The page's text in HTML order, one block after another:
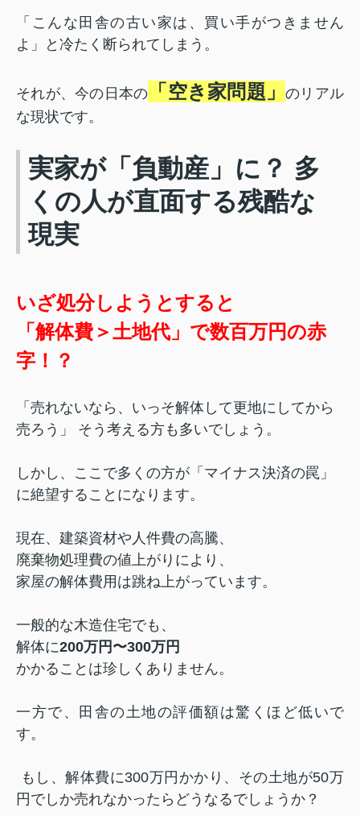
「こんな田舎の古い家は、買い手がつきません
よ」と冷たく断られてしまう。
それが、今の日本の 「空き家問題」のリアル
な現状です。
実家が「負動産」に？ 多
くの人が直面する残酷な
現実
いざ処分しようとすると
「解体費＞土地代」で数百万円の赤
字！？
「売れないなら、いっそ解体して更地にしてから
売ろう」 そう考える方も多いでしょう。
しかし、ここで多くの方が「マイナス決済の罠」
に絶望することになります。
現在、建築資材や人件費の高騰、
廃棄物処理費の値上がりにより、
家屋の解体費用は跳ね上がっています。
一般的な木造住宅でも、
解体に200万円〜300万円
かかることは珍しくありません。
一方で、田舎の土地の評価額は驚くほど低いで
す。
もし、解体費に300万円かかり、その土地が50万
円でしか売れなかったらどうなるでしょうか？